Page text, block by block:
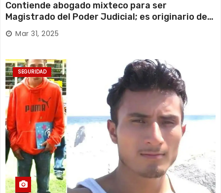
Contiende abogado mixteco para ser
Magistrado del Poder Judicial; es originario de
Huajuapan de León
Mar 31, 2025
SEGURIDAD